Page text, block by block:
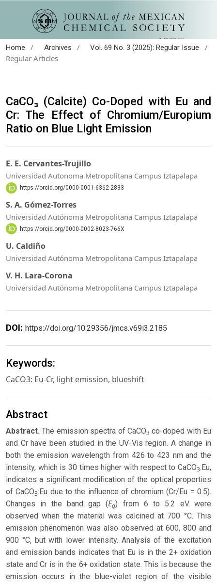
Home / Archives / Vol. 69 No. 3 (2025): Regular Issue
/
Regular Articles
CaCO₃ (Calcite) Co-Doped with Eu and
Cr: The Effect of Chromium/Europium
Ratio on Blue Light Emission
E. E. Cervantes-Trujillo
Universidad Autonoma Metropolitana Campus Iztapalapa
https://orcid.org/0000-0001-6362-2833
S. A. Gómez-Torres
Universidad Autónoma Metropolitana Campus Iztapalapa
https://orcid.org/0000-0002-8023-766X
U. Caldiño
Universidad Autónoma Metropolitana Campus Iztapalapa
V. H. Lara-Corona
Universidad Autónoma Metropolitana Campus Iztapalapa
DOI: https://doi.org/10.29356/jmcs.v69i3.2185
Keywords:
CaCO3: Eu-Cr, light emission, blueshift
Abstract
Abstract. The emission spectra of CaCO3 co-doped with Eu
and Cr have been studied in the UV-Vis region. A change in
both the emission wavelength from 426 to 423 nm and the
intensity, which is 30 times higher with respect to CaCO3:Eu,
indicates a significant modification of the optical properties
of CaCO3:Eu due to the influence of chromium (Cr/Eu = 0.5).
Changes in the band gap (Eg) from 6 to 5.2 eV were
observed when the material was calcined at 700 °C. This
emission phenomenon was also observed at 600, 800 and
900 °C, but with lower intensity. Analysis of the excitation
and emission bands indicates that Eu is in the 2+ oxidation
state and Cr is in the 6+ oxidation state. This is because the
emission occurs in the blue-violet region of the visible